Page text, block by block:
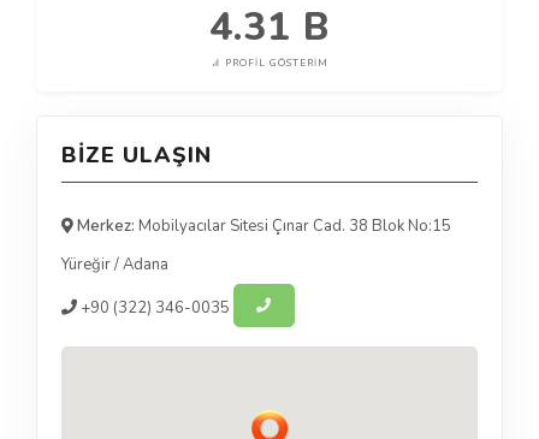
4.31 B
PROFIL GÖSTERIM
BIZE ULAŞIN
Merkez: Mobilyacılar Sitesi Çınar Cad. 38 Blok No:15
Yüreğir/Adana
+90 (322) 346-0035